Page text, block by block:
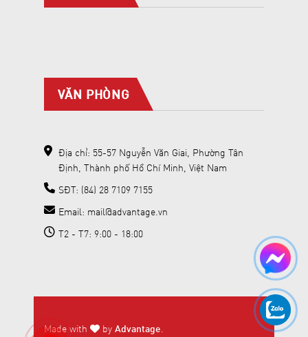
VĂN PHÒNG
Địa chỉ: 55-57 Nguyễn Văn Giai, Phường Tân
Định, Thành phố Hồ Chí Minh, Việt Nam
SĐT: (84) 28 7109 7155
Email: mail@advantage.vn
T2 - T7: 9:00 - 18:00
Made with by Advantage.